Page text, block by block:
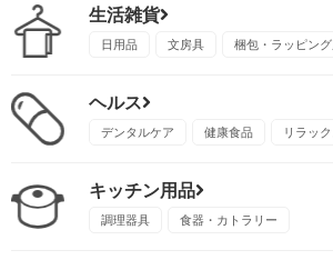
生活雑貨
日用品 文房具 梱包・ラッピン
ヘルス
デンタルケア 健康食品 リラッ
キッチン用品
調理器具 食器・カトラリー